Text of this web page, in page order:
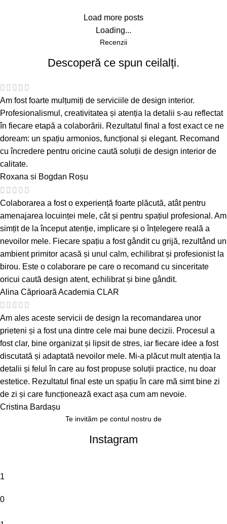
Load more posts
Loading...
Recenzii
Descoperă ce spun ceilalți.
Am fost foarte mulțumiți de serviciile de design interior.
Profesionalismul, creativitatea și atenția la detalii s-au reflectat
în fiecare etapă a colaborării. Rezultatul final a fost exact ce ne
doream: un spațiu armonios, funcțional și elegant. Recomand
cu încredere pentru oricine caută soluții de design interior de
calitate.
Roxana si Bogdan Roșu
Colaborarea a fost o experiență foarte plăcută, atât pentru
amenajarea locuinței mele, cât și pentru spațiul profesional. Am
simțit de la început atenție, implicare și o înțelegere reală a
nevoilor mele. Fiecare spațiu a fost gândit cu grijă, rezultând un
ambient primitor acasă și unul calm, echilibrat și profesionist la
birou. Este o colaborare pe care o recomand cu sinceritate
oricui caută design atent, echilibrat și bine gândit.
Alina Căprioară Academia CLAR
Am ales aceste servicii de design la recomandarea unor
prieteni și a fost una dintre cele mai bune decizii. Procesul a
fost clar, bine organizat și lipsit de stres, iar fiecare idee a fost
discutată și adaptată nevoilor mele. Mi-a plăcut mult atenția la
detalii și felul în care au fost propuse soluții practice, nu doar
estetice. Rezultatul final este un spațiu în care mă simt bine zi
de zi și care funcționează exact așa cum am nevoie.
Cristina Bardașu
Te invităm pe contul nostru de
Instagram
1
0